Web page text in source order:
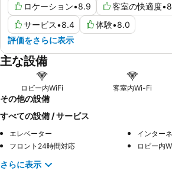
ロケーション•8.9 客室の快適度•
サービス•8.4 体験•8.0
評価をさらに表示
主な設備
ロビー内WiFi 客室内Wi-Fi
その他の設備
すべての設備 / サービス
エレベーター
インター
フロント24時間対応
ロビー内
さらに表示